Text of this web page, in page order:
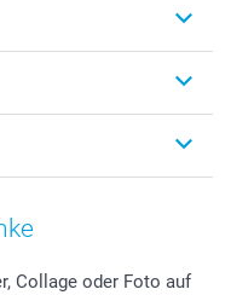
Collage oder Foto auf